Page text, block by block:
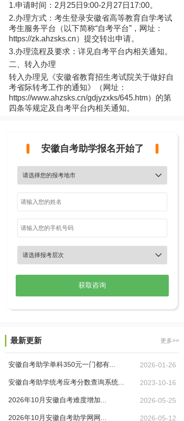
1.申请时间：2月25日9:00-2月27日17:00。
2.办理方式：考生登录安徽省高等教育自学考试
考生服务平台（以下简称“自考平台”，网址：
https://zk.ahzsks.cn）提交转出申请。
3.办理流程及要求：详见自考平台内相关通知。
二、转入办理
转入办理见《安徽省教育招生考试院关于做好自
考省际转考工作的通知》（网址：
https://www.ahzsks.cn/gdjyzxks/645.htm）的第
四条等规定及自考平台内相关通知。


安徽自考助学报名开始了
最新更新 更多>>
安徽自考助学单科350元一门都有... 2026-01-26
安徽自考助学统考应考分数查询系统... 2023-10-16
2026年10月安徽自考难度增加... 2026-05-25
2026年10月安徽自考助学网网... 2026-05-12